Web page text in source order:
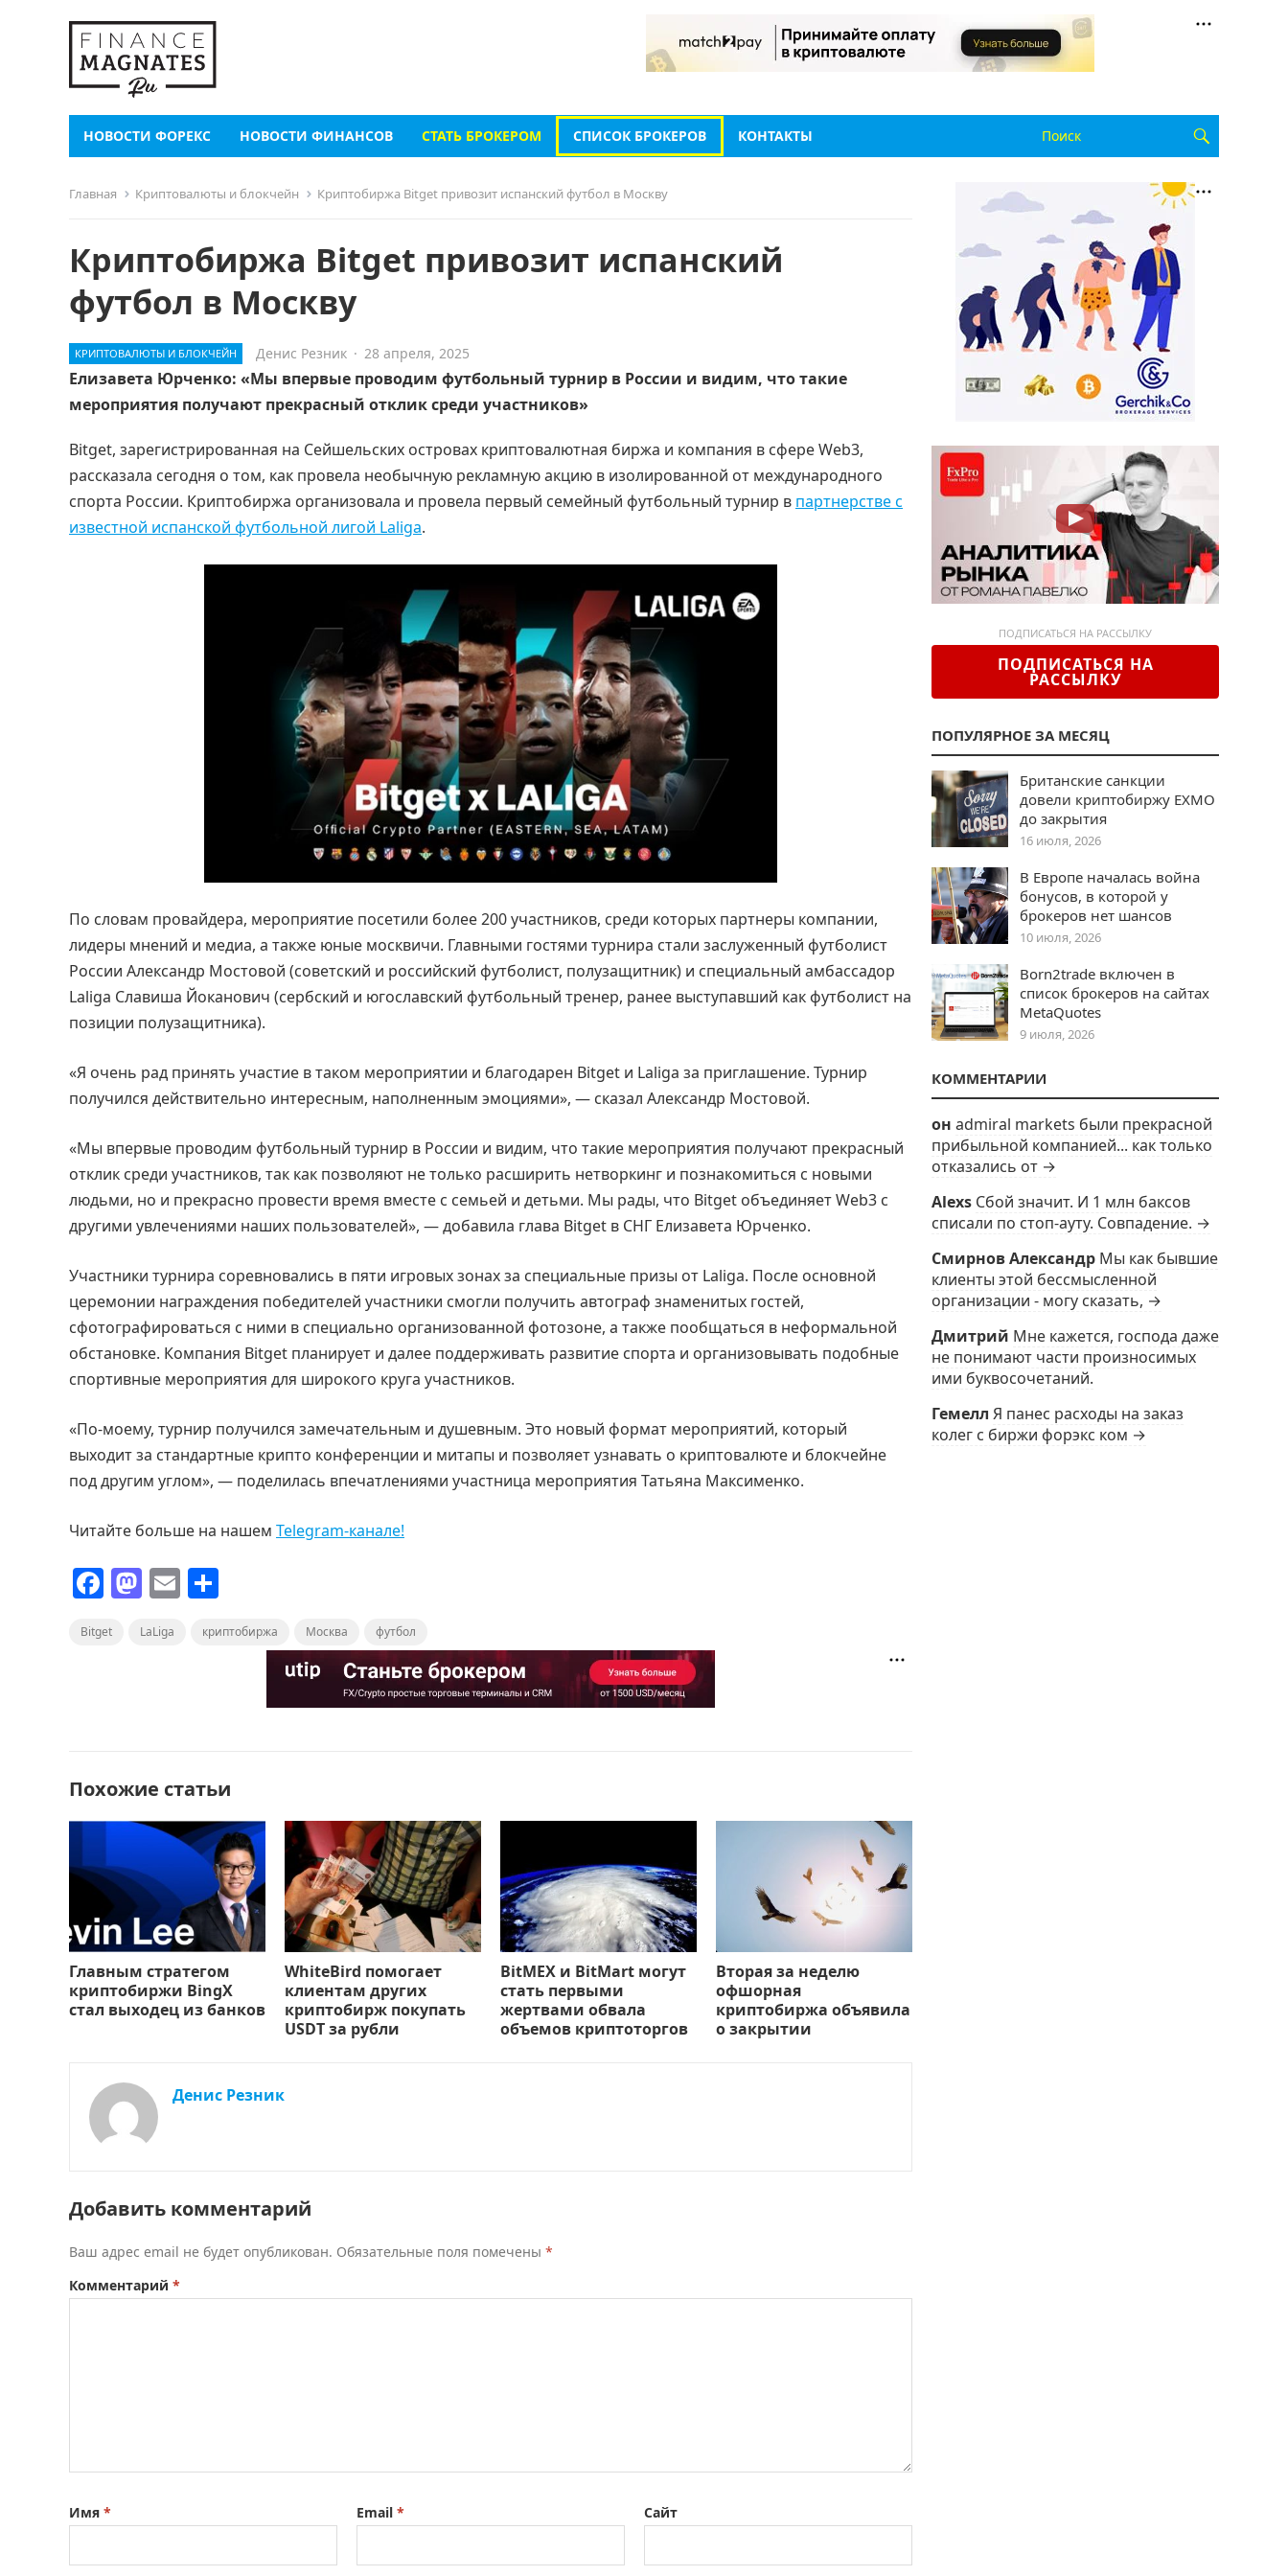
НОВОСТИ ФОРЕКС НОВОСТИ ФИНАНСОВ СТАТЬ БРОКЕРОМ СПИСОК БРОКЕРОВ КОНТАКТЫ
Главная Криптовалюты и блокчейн Криптобиржа Bitget привозит испанский футбол в Москву
Криптобиржа Bitget привозит испанский
футбол в Москву
КРИПТОВАЛЮТЫ И БЛОКЧЕЙН Денис Резник · 28 апреля, 2025
Елизавета Юрченко: «Мы впервые проводим футбольный турнир в России и видим, что такие
мероприятия получают прекрасный отклик среди участников»
Bitget, зарегистрированная на Сейшельских островах криптовалютная биржа и компания в сфере Web3,
рассказала сегодня о том, как провела необычную рекламную акцию в изолированной от международного
спорта России. Криптобиржа организовала и провела первый семейный футбольный турнир в партнерстве с
известной испанской футбольной лигой Laliga.
По словам провайдера, мероприятие посетили более 200 участников, среди которых партнеры компании,
лидеры мнений и медиа, а также юные москвичи. Главными гостями турнира стали заслуженный футболист
России Александр Мостовой (советский и российский футболист, полузащитник) и специальный амбассадор
Laliga Славиша Йоканович (сербский и югославский футбольный тренер, ранее выступавший как футболист на
позиции полузащитника).
«Я очень рад принять участие в таком мероприятии и благодарен Bitget и Laliga за приглашение. Турнир
получился действительно интересным, наполненным эмоциями», — сказал Александр Мостовой.
«Мы впервые проводим футбольный турнир в России и видим, что такие мероприятия получают прекрасный
отклик среди участников, так как позволяют не только расширить нетворкинг и познакомиться с новыми
людьми, но и прекрасно провести время вместе с семьей и детьми. Мы рады, что Bitget объединяет Web3 с
другими увлечениями наших пользователей», — добавила глава Bitget в СНГ Елизавета Юрченко.
Участники турнира соревновались в пяти игровых зонах за специальные призы от Laliga. После основной
церемонии награждения победителей участники смогли получить автограф знаменитых гостей,
сфотографироваться с ними в специально организованной фотозоне, а также пообщаться в неформальной
обстановке. Компания Bitget планирует и далее поддерживать развитие спорта и организовывать подобные
спортивные мероприятия для широкого круга участников.
«По-моему, турнир получился замечательным и душевным. Это новый формат мероприятий, который
выходит за стандартные крипто конференции и митапы и позволяет узнавать о криптовалюте и блокчейне
под другим углом», — поделилась впечатлениями участница мероприятия Татьяна Максименко.
Читайте больше на нашем Telegram-канале!
F
c
k
M
st
E
ai п
т
ь
Bitget LaLiga криптобиржа Москва футбол
Похожие статьи
Главным стратегом
криптобиржи BingX
стал выходец из банков
WhiteBird помогает
клиентам других
криптобирж покупать
USDT за рубли
BitMEX и BitMart могут
стать первыми
жертвами обвала
объемов криптоторгов
Вторая за неделю
офшорная
криптобиржа объявила
о закрытии
Денис Резник
Добавить комментарий
Ваш адрес email не будет опубликован. Обязательные поля помечены *
Комментарий *
Имя * Email * Сайт
ПОДПИСАТЬСЯ НА РАССЫЛКУ
ПОДПИСАТЬСЯ НА
РАССЫЛКУ
ПОПУЛЯРНОЕ ЗА МЕСЯЦ
Британские санкции
довели криптобиржу EXMO
до закрытия
16 июля, 2026
В Европе началась война
бонусов, в которой у
брокеров нет шансов
10 июля, 2026
Born2trade включен в
список брокеров на сайтах
MetaQuotes
9 июля, 2026
КОММЕНТАРИИ
он admiral markets были прекрасной
прибыльной компанией... как только
отказались от →
Alexs Сбой значит. И 1 млн баксов
списали по стоп-ауту. Совпадение. →
Смирнов Александр Мы как бывшие
клиенты этой бессмысленной
организации - могу сказать, →
Дмитрий Мне кажется, господа даже
не понимают части произносимых
ими буквосочетаний.
Гемелл Я панес расходы на заказ
колег с биржи форэкс ком →